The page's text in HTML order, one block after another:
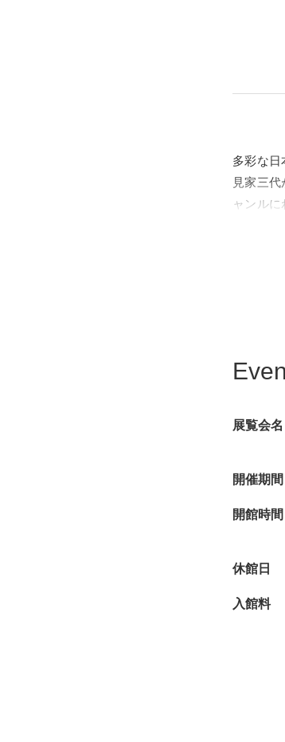
多彩な日
見家三
ャンルに
本展で
展観い
展覧会名
開催期間
開館時間
休館日
入館料